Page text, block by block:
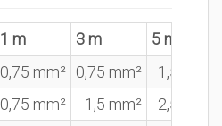
1 m 3 m
5 m
0,75 mm² 0,75 mm²
1,5 mm²
0,75 mm² 1,5 mm²
2,5 mm²